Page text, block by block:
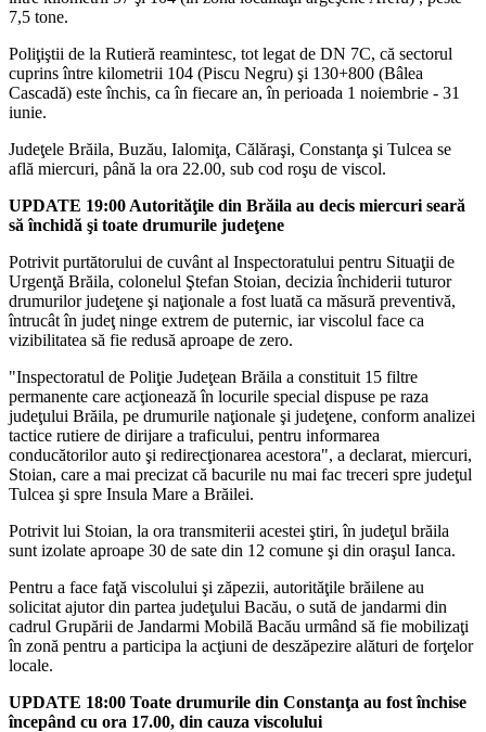
7,5 tone.
Poliţiştii de la Rutieră reamintesc, tot legat de DN 7C, că sectorul
cuprins între kilometrii 104 (Piscu Negru) şi 130+800 (Bâlea
Cascadă) este închis, ca în fiecare an, în perioada 1 noiembrie - 31
iunie.
Judeţele Brăila, Buzău, Ialomiţa, Călăraşi, Constanţa şi Tulcea se
află miercuri, până la ora 22.00, sub cod roşu de viscol.
UPDATE 19:00 Autorităţile din Brăila au decis miercuri seară
să închidă şi toate drumurile judeţene
Potrivit purtătorului de cuvânt al Inspectoratului pentru Situaţii de
Urgenţă Brăila, colonelul Ştefan Stoian, decizia închiderii tuturor
drumurilor judeţene şi naţionale a fost luată ca măsură preventivă,
întrucât în judeţ ninge extrem de puternic, iar viscolul face ca
vizibilitatea să fie redusă aproape de zero.
"Inspectoratul de Poliţie Judeţean Brăila a constituit 15 filtre
permanente care acţionează în locurile special dispuse pe raza
judeţului Brăila, pe drumurile naţionale şi judeţene, conform analizei
tactice rutiere de dirijare a traficului, pentru informarea
conducătorilor auto şi redirecţionarea acestora", a declarat, miercuri,
Stoian, care a mai precizat că bacurile nu mai fac treceri spre judeţul
Tulcea şi spre Insula Mare a Brăilei.
Potrivit lui Stoian, la ora transmiterii acestei ştiri, în judeţul brăila
sunt izolate aproape 30 de sate din 12 comune şi din oraşul Ianca.
Pentru a face faţă viscolului şi zăpezii, autorităţile brăilene au
solicitat ajutor din partea judeţului Bacău, o sută de jandarmi din
cadrul Grupării de Jandarmi Mobilă Bacău urmând să fie mobilizaţi
în zonă pentru a participa la acţiuni de deszăpezire alături de forţelor
locale.
UPDATE 18:00 Toate drumurile din Constanţa au fost închise
începând cu ora 17.00, din cauza viscolului